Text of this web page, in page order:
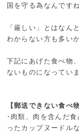
国を守る為なんですね
「厳しい」とはなん
わからない方も多い
下記にあげた食べ物
ないものになっていま
【郵送できない食べ物
･肉類、肉を含んだ
ったカップヌードル